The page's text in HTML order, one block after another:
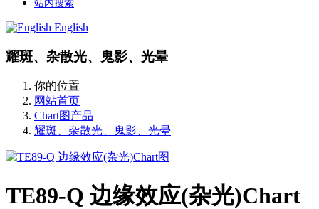
站内搜索
English
耀斑、杂散光、鬼影、光晕
你的位置
网站首页
Chart图产品
耀斑、杂散光、鬼影、光晕
TE89-Q 边缘效应(杂光)Chart